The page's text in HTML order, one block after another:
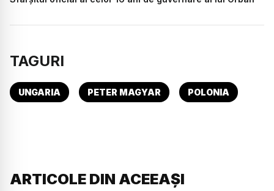
TAGURI
UNGARIA PETER MAGYAR POLONIA
ARTICOLE DIN ACEEAȘI